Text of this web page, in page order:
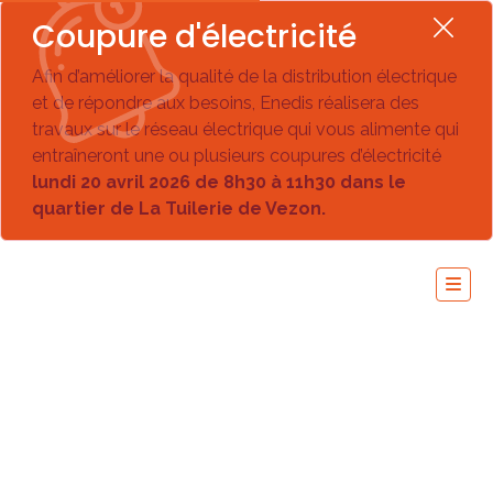
Coupure d'électricité
Afin d’améliorer la qualité de la distribution électrique
et de répondre aux besoins, Enedis réalisera des
travaux sur le réseau électrique qui vous alimente qui
entraîneront une ou plusieurs coupures d’électricité
lundi 20 avril 2026 de 8h30 à 11h30 dans le
quartier de La Tuilerie de Vezon.